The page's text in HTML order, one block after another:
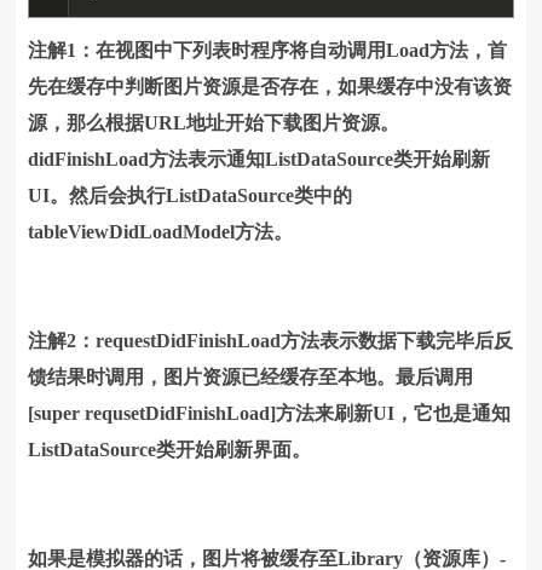
注解1：在视图中下列表时程序将自动调用Load方法，首
先在缓存中判断图片资源是否存在，如果缓存中没有该资
源，那么根据URL地址开始下载图片资源。
didFinishLoad方法表示通知ListDataSource类开始刷新
UI。然后会执行ListDataSource类中的
tableViewDidLoadModel方法。
注解2：requestDidFinishLoad方法表示数据下载完毕后反
馈结果时调用，图片资源已经缓存至本地。最后调用
[super requsetDidFinishLoad]方法来刷新UI，它也是通知
ListDataSource类开始刷新界面。
如果是模拟器的话，图片将被缓存至Library（资源库）-